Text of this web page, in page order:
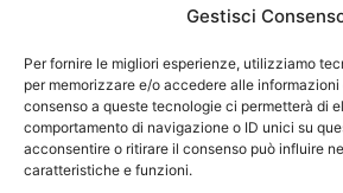
Gestisci
Per fornire le migliori esperienze, utilizziamo
per memorizzare e/o accedere alle
consenso a queste tecnologie ci permetterà di
comportamento di navigazione o ID unici su
acconsentire o ritirare il consenso può influire
caratteristiche e funzioni.
Home
Catalogo
Tecnologia
News
Contatti
Hai bisogno di aiuto?